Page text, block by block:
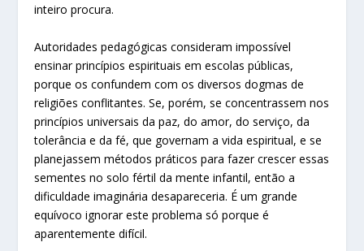
inteiro procura.
Autoridades pedagógicas consideram impossível
ensinar princípios espirituais em escolas públicas,
porque os confundem com os diversos dogmas de
religiões conflitantes. Se, porém, se concentrassem nos
princípios universais da paz, do amor, do serviço, da
tolerância e da fé, que governam a vida espiritual, e se
planejassem métodos práticos para fazer crescer essas
sementes no solo fértil da mente infantil, então a
dificuldade imaginária desapareceria. É um grande
equívoco ignorar este problema só porque é
aparentemente difícil.